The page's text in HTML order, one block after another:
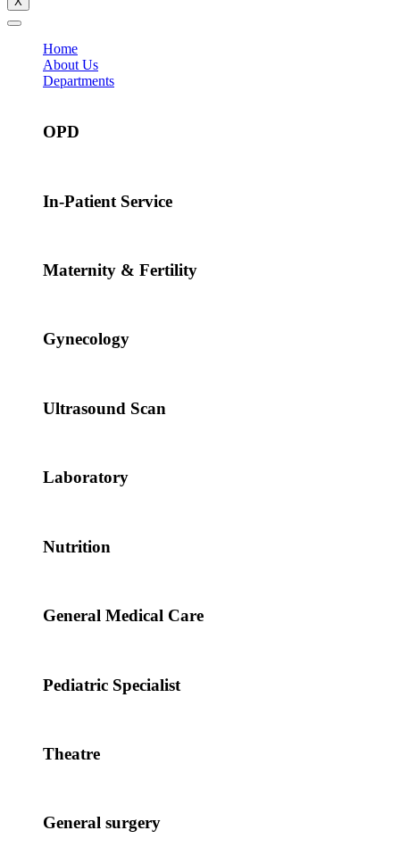
Home
About Us
Departments
OPD
In-Patient Service
Maternity & Fertility
Gynecology
Ultrasound Scan
Laboratory
Nutrition
General Medical Care
Pediatric Specialist
Theatre
General surgery